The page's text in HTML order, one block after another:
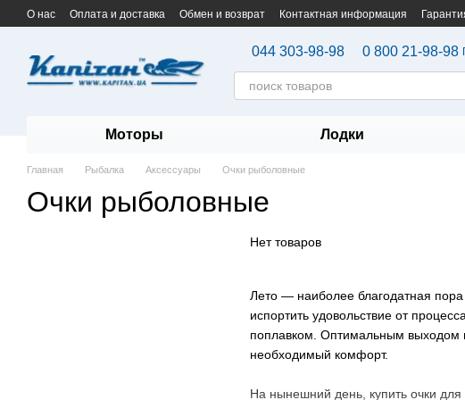
Перейти к основному контенту
О нас Оплата и доставка Обмен и возврат Контактная информация
044 303-98-98 0 800 21-98-98
Моторы Лодки
Главная Рыбалка Аксессуары Очки рыболовные
Очки рыболовные
Нет товаров
Лето — наиболее благодатная пора
испортить удовольствие от
поплавком. Оптимальным выходом
необходимый комфорт.
На нынешний день, купить очки